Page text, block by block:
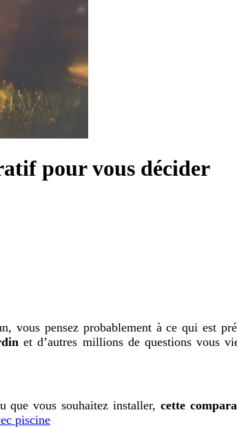
pour vous décider
vous pensez probablement à ce qui est
et d’autres millions de questions vous
que vous souhaitez installer, cette
piscine